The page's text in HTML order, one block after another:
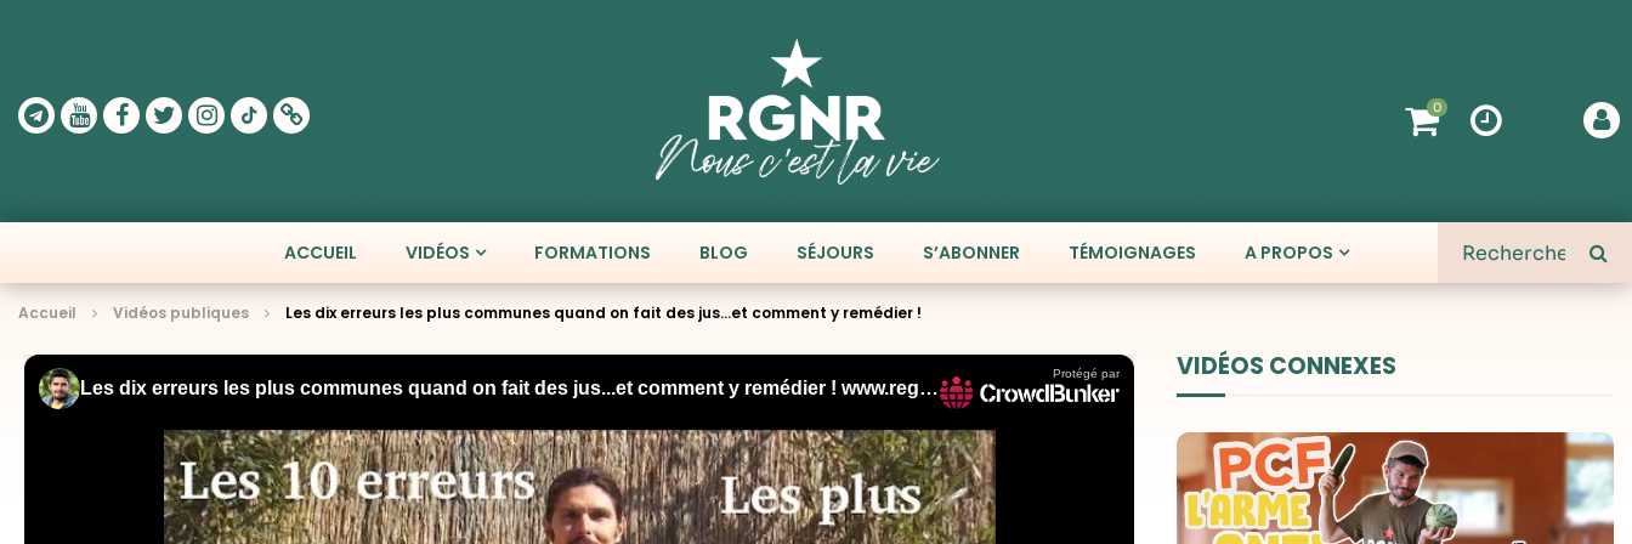
0
ACCUEIL VIDÉOS FORMATIONS BLOG SÉJOURS S’ABONNER TÉMOIGNAGES A PROPOS
Accueil Vidéos publiques Les dix erreurs les plus communes quand on fait des jus…et comment y remédier !
VIDÉOS CONNEXES